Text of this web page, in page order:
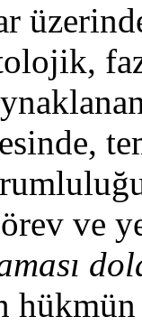
ve